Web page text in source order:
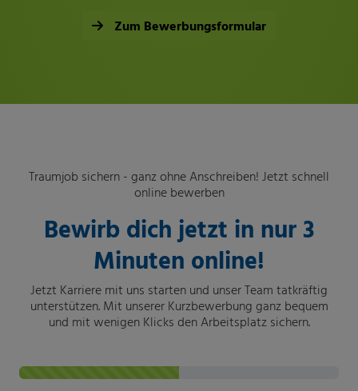
Zum Bewerbungsformular
Traumjob sichern - ganz ohne Anschreiben! Jetzt schnell
online bewerben
Bewirb dich jetzt in nur 3
Minuten online!
Jetzt Karriere mit uns starten und unser Team tatkräftig
unterstützen. Mit unserer Kurzbewerbung ganz bequem
und mit wenigen Klicks den Arbeitsplatz sichern.